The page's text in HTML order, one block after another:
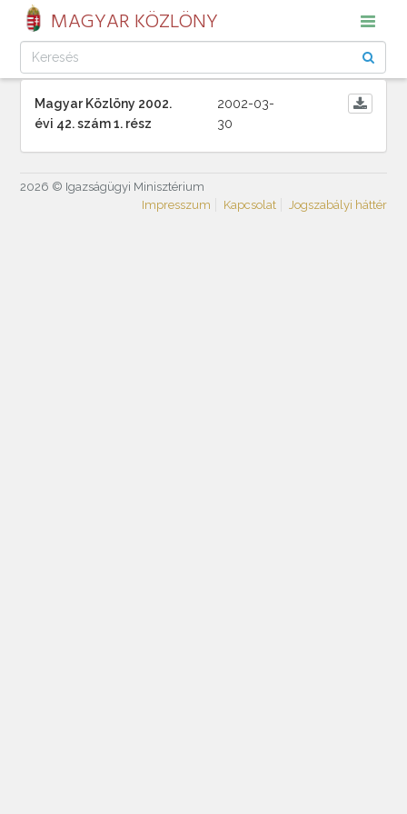
MAGYAR KÖZLÖNY
Magyar Közlöny 2002.
évi 42. szám 1. rész
2002-03-
30
2026 © Igazságügyi Minisztérium
Impresszum
Kapcsolat Jogszabályi háttér